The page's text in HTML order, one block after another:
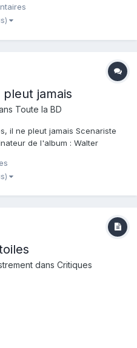
. On y découvre tout
, errant dans...
jamais
Toute la BD
il ne pleut jamais Scenariste
de l'album : Walter
et malheurs du baronnet
dans Critiques